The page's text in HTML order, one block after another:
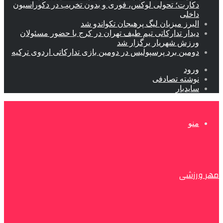
دکارت؛ تحولی لوکس، فوری و بدون تخریب در دکوراسیون
داخلی
البرز میزبان لیگ پرهیجان تکواندو شد
دیدار تدارکاتی تیم طیف تهران در کرج با حضور مسئولان
ورزش شهریار برگزار شد
دومین برد پرسپولیس در دومین بازی تدارکاتی اردوی ترکیه
ورود
نوشته تصادفی
سایدبار
منو
مهر ورزشی